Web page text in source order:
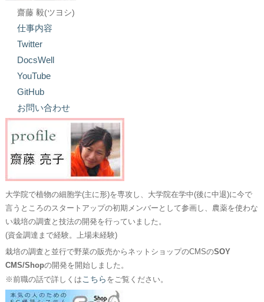
齋藤 毅(ツヨシ)
仕事内容
Twitter
DocsWell
YouTube
GitHub
お問い合わせ
大学院で植物の細胞学(主に形)を専攻し、大学院在学中(後に中退)に今で
言うところのスタートアップの初期メンバーとして参画し、農薬を使わな
い栽培の調査と技法の開発を行っていました。
(資金調達まで経験。上場未経験)
栽培の調査と並行で野菜の販売からネットショップのCMSのSOY
CMS/Shopの開発を開始しました。
※前職の話で詳しくはこちら をご覧ください。